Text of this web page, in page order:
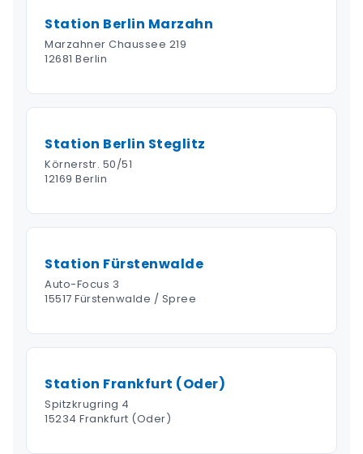
Station Berlin Marzahn
Marzahner Chaussee 219
12681 Berlin
Station Berlin Steglitz
Körnerstr. 50/51
12169 Berlin
Station Fürstenwalde
Auto-Focus 3
15517 Fürstenwalde / Spree
Station Frankfurt (Oder)
Spitzkrugring 4
15234 Frankfurt (Oder)